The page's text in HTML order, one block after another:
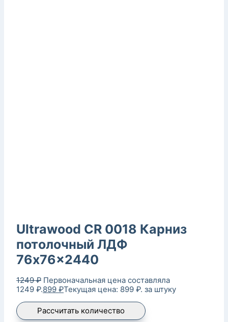
Ultrawood CR 0018 Карниз
потолочный ЛДФ
76x76x2440
1249₽ Первоначальная цена составляла
1249 ₽.899 ₽Текущая цена: 899 ₽. за штуку
Рассчитать количество